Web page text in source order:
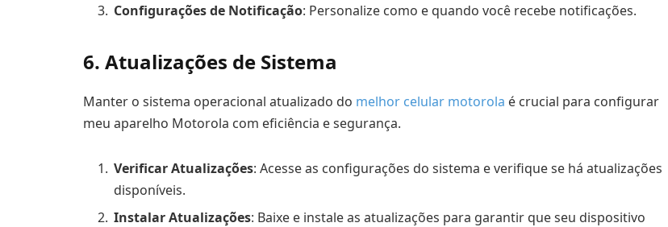
Configurações de Notificação: Personalize como e quando você recebe notificações.
6. Atualizações de Sistema
Manter o sistema operacional atualizado do melhor celular motorola é crucial para configurar
meu aparelho Motorola com eficiência e segurança.
Verificar Atualizações: Acesse as configurações do sistema e verifique se há atualizações
disponíveis.
Instalar Atualizações: Baixe e instale as atualizações para garantir que seu dispositivo